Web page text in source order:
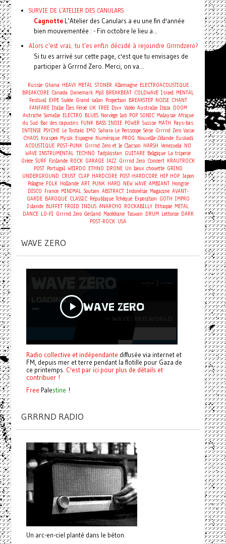
SURVIE DE L'ATELIER DES CANULARS
CagnotteL’Atelier des Canulars a eu une fin d'année
bien mouvementée : - Fin octobre le lieu a...
Alors c'est vrai, tu t'es enfin décidé à rejoindre Grrrndzero?
Si tu es arrivé sur cette page, c'est que tu envisages de
participer à Grrrnd Zero. Merci, on va...
Russie Ghana HEAVY METAL STONER Allemagne ELECTROACOUSTIQUE
BREAKCORE Canada Danemark Mp3 BREAKBEAT COLDWAVE Israel MENTAL
Festival EXPE Suède Grand salon Projection BREAKSTEP NOISE CHANT
FANFARE Italie Îles Féroé UK FREE Divx Vidéo Australie Ibiza DOOM
Autriche Somalie ELECTRO BLUES Norvège lab POP SONIC Malaysie Afrique
du Sud Bar des capucins FUNK BASS INDIE POWER Suisse MATH Pays-bas
INTENSE PSYCHE Le Tostaki EMO Sahara Le Periscope Série Grrrnd Zero Vaise
CHAOS Kraspek Mysik Espagne Numérique PROG Nouvelle-Zélande Euskadi
ACOUSTIQUE POST-PUNK Grrrnd Zero et le Clacson HARSH Venezuela NO
WAVE INSTRUMENTAL TECHNO Tadjikistan GUITARE Belgique La triperie
Grèce SURF Finlande ROCK GARAGE JAZZ Grrrnd Zero Concert KRAUTROCK
POST Portugal WEIRDO ETHNO DRONE Un lieux chouette GRIND
UNDERGROUND CRUST CLAP HARDCORE POST-HARDCORE HIP HOP Japon
Pologne FOLK Hollande ART PUNK HARD NEW WAVE AMBIANT Hongrie
DISCO France MINIMAL Soutien ABSTRACT Indonésie Magazine AVANT-
GARDE BAROQUE CLASSIC République Tchèque Exposition GOTH IMPRO
Islande BUFFET FROID INDUS ANARCHO ROCKABILLY Ethiopie METAL
DANCE LO-FI Grrrnd Zero Gerland Macédoine Taiwan DRUM Lettonie DARK
POST-ROCK USA
WAVE ZERO
Radio collective et indépendante diffusée via internet et
FM, depuis mer et terre pendant la flotille pour Gaza de
ce printemps. C'est par ici pour plus de détails et
contribuer !
Free Palestine !
GRRRND RADIO
Un arc-en-ciel planté dans le béton.